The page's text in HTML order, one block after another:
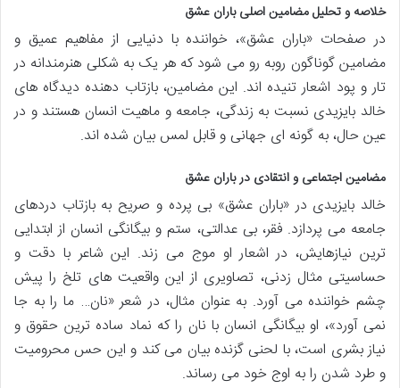
خلاصه و تحلیل مضامین اصلی باران عشق
در صفحات «باران عشق»، خواننده با دنیایی از مفاهیم عمیق و
مضامین گوناگون روبه رو می شود که هر یک به شکلی هنرمندانه در
تار و پود اشعار تنیده اند. این مضامین، بازتاب دهنده دیدگاه های
خالد بایزیدی نسبت به زندگی، جامعه و ماهیت انسان هستند و در
عین حال، به گونه ای جهانی و قابل لمس بیان شده اند.
مضامین اجتماعی و انتقادی در باران عشق
خالد بایزیدی در «باران عشق» بی پرده و صریح به بازتاب دردهای
جامعه می پردازد. فقر، بی عدالتی، ستم و بیگانگی انسان از ابتدایی
ترین نیازهایش، در اشعار او موج می زند. این شاعر با دقت و
حساسیتی مثال زدنی، تصاویری از این واقعیت های تلخ را پیش
چشم خواننده می آورد. به عنوان مثال، در شعر «نان… ما را به جا
نمی آورد»، او بیگانگی انسان با نان را که نماد ساده ترین حقوق و
نیاز بشری است، با لحنی گزنده بیان می کند و این حس محرومیت
و طرد شدن را به اوج خود می رساند.